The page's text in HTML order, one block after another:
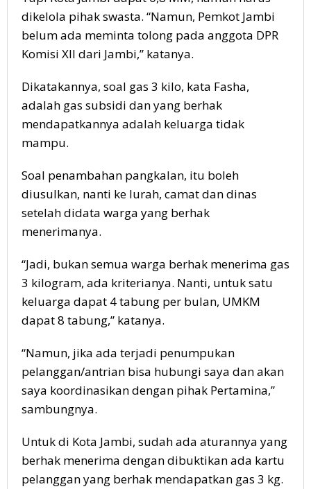
dikelola pihak swasta. “Namun, Pemkot Jambi
belum ada meminta tolong pada anggota DPR
Komisi XII dari Jambi,” katanya.
Dikatakannya, soal gas 3 kilo, kata Fasha,
adalah gas subsidi dan yang berhak
mendapatkannya adalah keluarga tidak
mampu.
Soal penambahan pangkalan, itu boleh
diusulkan, nanti ke lurah, camat dan dinas
setelah didata warga yang berhak
menerimanya.
“Jadi, bukan semua warga berhak menerima gas
3 kilogram, ada kriterianya. Nanti, untuk satu
keluarga dapat 4 tabung per bulan, UMKM
dapat 8 tabung,” katanya.
“Namun, jika ada terjadi penumpukan
pelanggan/antrian bisa hubungi saya dan akan
saya koordinasikan dengan pihak Pertamina,”
sambungnya.
Untuk di Kota Jambi, sudah ada aturannya yang
berhak menerima dengan dibuktikan ada kartu
pelanggan yang berhak mendapatkan gas 3 kg.